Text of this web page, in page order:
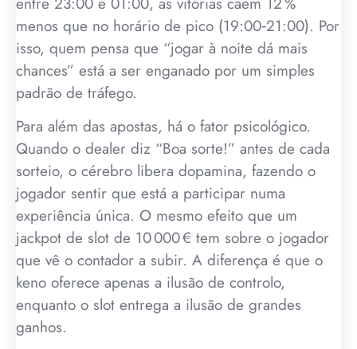
menos que no horário de pico (19:00‑21:00). Por
isso, quem pensa que “jogar à noite dá mais
chances” está a ser enganado por um simples
padrão de tráfego.
Para além das apostas, há o fator psicológico.
Quando o dealer diz “Boa sorte!” antes de cada
sorteio, o cérebro libera dopamina, fazendo o
jogador sentir que está a participar numa
experiência única. O mesmo efeito que um
jackpot de slot de 10 000 € tem sobre o jogador
que vê o contador a subir. A diferença é que o
keno oferece apenas a ilusão de controlo,
enquanto o slot entrega a ilusão de grandes
ganhos.